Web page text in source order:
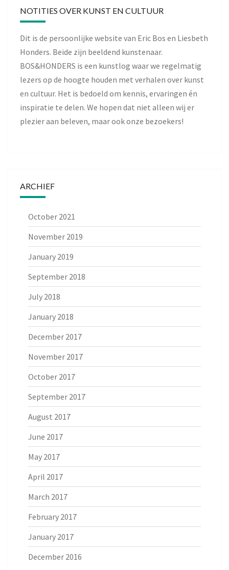
NOTITIES OVER KUNST EN CULTUUR
Dit is de persoonlijke website van Eric Bos en Liesbeth
Honders. Beide zijn beeldend kunstenaar.
BOS&HONDERS is een kunstlog waar we regelmatig
lezers op de hoogte houden met verhalen over kunst
en cultuur. Het is bedoeld om kennis, ervaringen én
inspiratie te delen. We hopen dat niet alleen wij er
plezier aan beleven, maar ook onze bezoekers!
ARCHIEF
October 2021
November 2019
January 2019
September 2018
July 2018
January 2018
December 2017
November 2017
October 2017
September 2017
August 2017
June 2017
May 2017
April 2017
March 2017
February 2017
January 2017
December 2016